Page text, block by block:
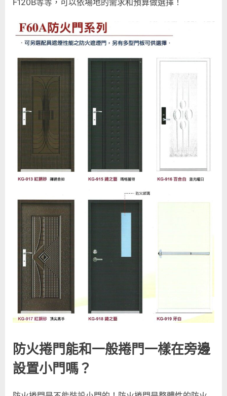
防火捲門能和一般捲門一樣在旁邊
設置小門嗎？